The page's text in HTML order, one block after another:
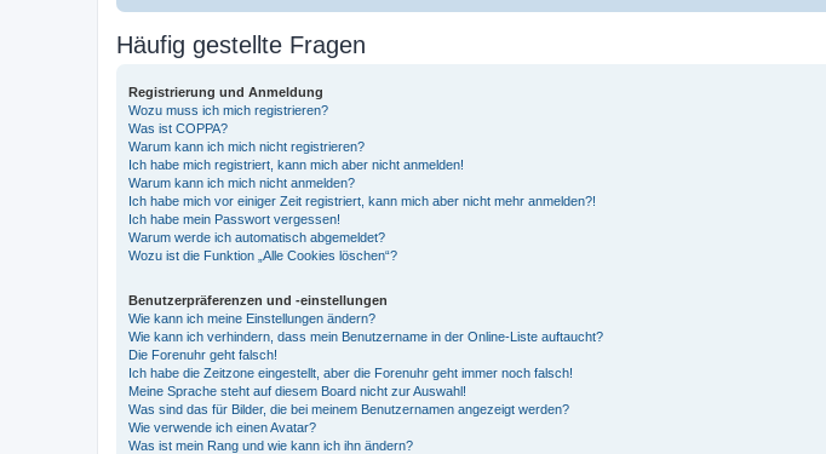
Häufig gestellte Fragen
Registrierung und Anmeldung
Wozu muss ich mich registrieren?
Was ist COPPA?
Warum kann ich mich nicht registrieren?
Ich habe mich registriert, kann mich aber nicht anmelden!
Warum kann ich mich nicht anmelden?
Ich habe mich vor einiger Zeit registriert, kann mich aber nicht mehr anmelden?!
Ich habe mein Passwort vergessen!
Warum werde ich automatisch abgemeldet?
Wozu ist die Funktion „Alle Cookies löschen“?
Benutzerpräferenzen und -einstellungen
Wie kann ich meine Einstellungen ändern?
Wie kann ich verhindern, dass mein Benutzername in der Online-Liste auftaucht?
Die Forenuhr geht falsch!
Ich habe die Zeitzone eingestellt, aber die Forenuhr geht immer noch falsch!
Meine Sprache steht auf diesem Board nicht zur Auswahl!
Was sind das für Bilder, die bei meinem Benutzernamen angezeigt werden?
Wie verwende ich einen Avatar?
Was ist mein Rang und wie kann ich ihn ändern?